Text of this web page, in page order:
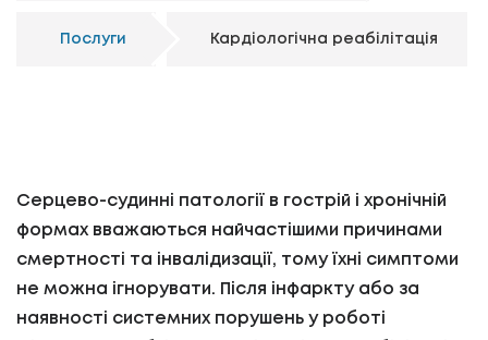
Послуги Кардіологічна реабілітація
Серцево-судинні патології в гострій і хронічній
формах вважаються найчастішими причинами
смертності та інвалідизації, тому їхні симптоми
не можна ігнорувати. Після інфаркту або за
наявності системних порушень у роботі